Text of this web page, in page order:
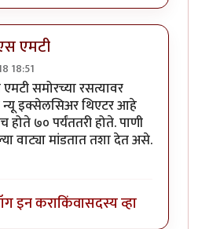
एमटी
18:51
समोरच्या रसत्यावर
न्यू इक्सेलसिअर थिएटर आहे
७० पर्यंततरी होते. पाणी
वाट्या मांडतात तशा देत असे.
इन कराकिंवासदस्य व्हा